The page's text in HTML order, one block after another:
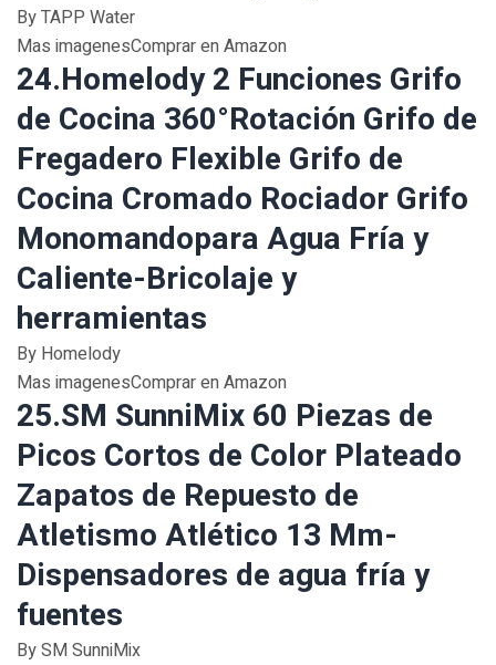
By TAPP Water
Mas imagenesComprar en Amazon
24.Homelody 2 Funciones Grifo
de Cocina 360°Rotación Grifo de
Fregadero Flexible Grifo de
Cocina Cromado Rociador Grifo
Monomandopara Agua Fría y
Caliente-Bricolaje y
herramientas
By Homelody
Mas imagenesComprar en Amazon
25.SM SunniMix 60 Piezas de
Picos Cortos de Color Plateado
Zapatos de Repuesto de
Atletismo Atlético 13 Mm-
Dispensadores de agua fría y
fuentes
By SM SunniMix